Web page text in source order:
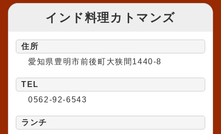
インド料理カトマンズ
住所
愛知県豊明市前後町大狭間1440-8
TEL
0562-92-6543
ランチ